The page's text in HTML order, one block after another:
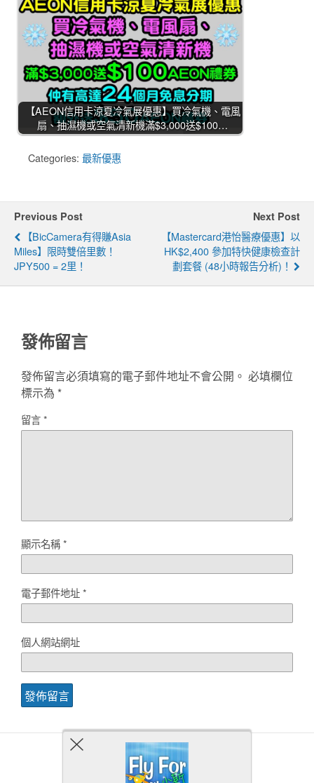
【AEON信用卡涼夏冷氣展優惠】買冷氣機、電風
扇、抽濕機或空氣清新機滿$3,000送$100…
Categories: 最新優惠
Previous Post
【BicCamera有得賺Asia
Miles】限時雙倍里數！
JPY500 = 2里！
Next Post
【Mastercard港怡醫療優惠】以
HK$2,400 參加特快健康檢查計
劃套餐 (48小時報告分析)！
發佈留言
發佈留言必須填寫的電子郵件地址不會公開。 必填欄位
標示為 *
留言*
顯示名稱*
電子郵件地址*
個人網站網址
Back to top